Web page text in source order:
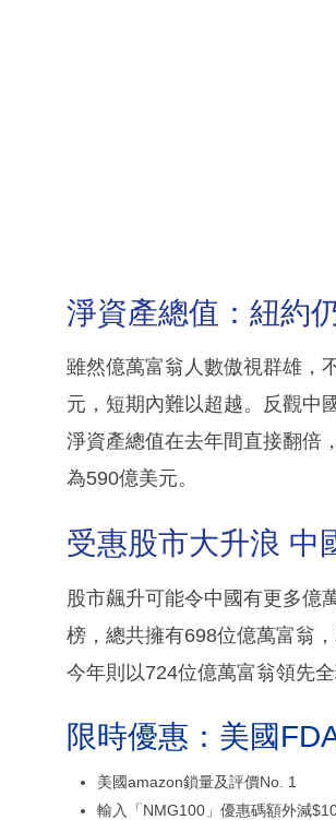
淨資產總值：紐約
雖然億萬富翁人數傲視群雄，
元，短期內難以超越。反觀
淨資產總值在去年間直接翻倍
為590億美元。
受惠股市大升浪 中
股市飆升可能令中國有更多億
榜，總共擁有698位億萬富翁
今年則以724位億萬富翁領先全
限時優惠：美國
美國amazon鎖量及評價No. 1
輸入「NMG100」優惠碼額外減